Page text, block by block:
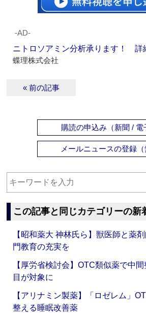
‐AD‐
ニトロソアミン分析承ります！ 詳
蝶理株式会社
« 前の記事
購読の申込み（新聞 / 電
メールニュースの登録（
この記事と同じカテゴリーの新
【昭和薬大 神林氏ら】獣医師と薬
門教育の充実を
【厚労省検討会】OTC類似薬で中
目が対象に
【アリナミン製薬】「ロゼレム」
整える睡眠改善薬